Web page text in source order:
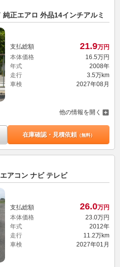
正エアロ 外品14インチアルミ
支払総額 21.9万円
本体価格
16. 5万円
年式
2008年
走行
3.5万km
車検
2027年08月
他の情報を開く
在庫確認・見積依頼（無料）
アコン ナビ テレビ
支払総額 26.0万円
本体価格
23.0万円
年式
2012年
走行
11.2万km
車検
2027年01月